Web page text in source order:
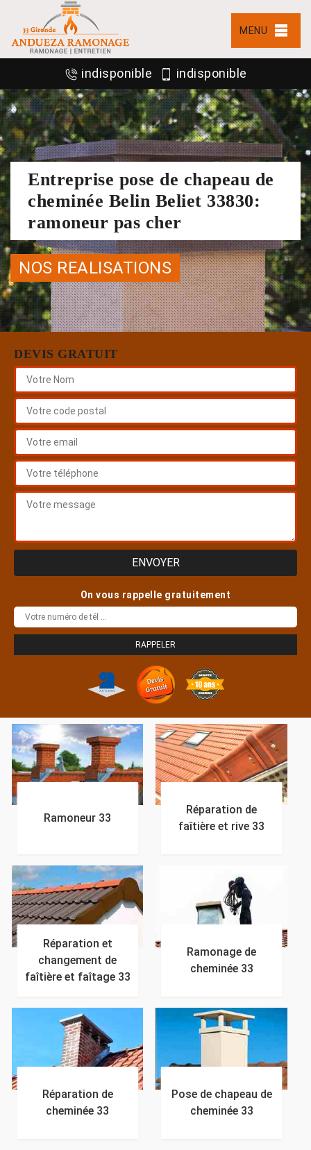
MENU
indisponible indisponible
Entreprise pose de chapeau de
cheminée Belin Beliet 33830:
ramoneur pas cher
NOS REALISATIONS
DEVIS GRATUIT
On vous rappelle gratuitement
Ramoneur 33
Réparation de
faîtière et rive 33
Réparation et
changement de
faîtière et faîtage 33
Ramonage de
cheminée 33
Réparation de
cheminée 33
Pose de chapeau de
cheminée 33